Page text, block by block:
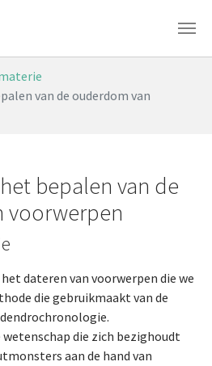
van de ouderdom van
bepalen van de
voorwerpen
dateren van voorwerpen die we
die gebruikmaakt van de
die zich bezighoudt
aan de hand van